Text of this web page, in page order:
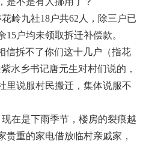
岭九社18户共62人，除三户已
户均未领取拆迁补偿款。
信拆不了你们这十几户（指花
水乡书记唐元生对村们说的，
里说服村民搬迁，集体说服不
在是下雨季节，楼房的裂痕越
贵重的家电借放临村亲戚家，